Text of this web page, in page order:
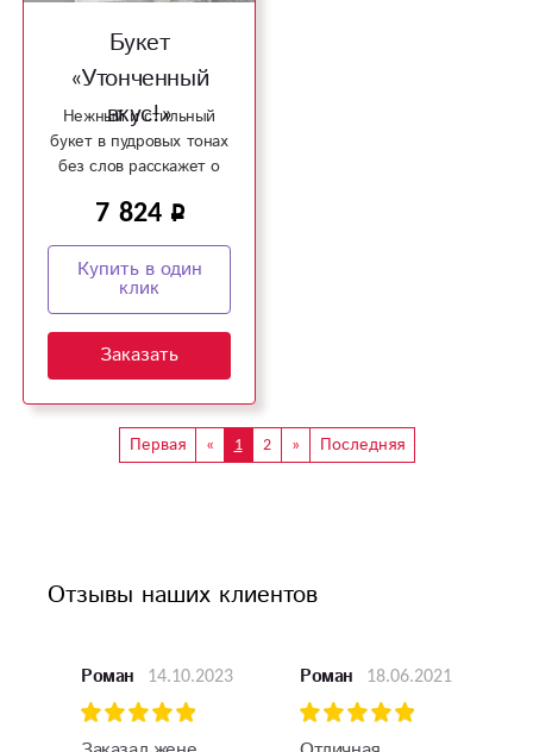
Букет
«Утонченный
вкус!»
Нежный и стильный
букет в пудровых тонах
без слов расскажет о
7 824
Купить в один
клик
Заказать
Первая « 1 2 » Последняя
Отзывы наших клиентов
Роман 14.10.2023 Роман 18.06.2021